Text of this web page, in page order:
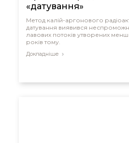
«датування»
Метод калій-аргонового
датування виявився
лавових потоків утворених менш
років тому.
Докладніше